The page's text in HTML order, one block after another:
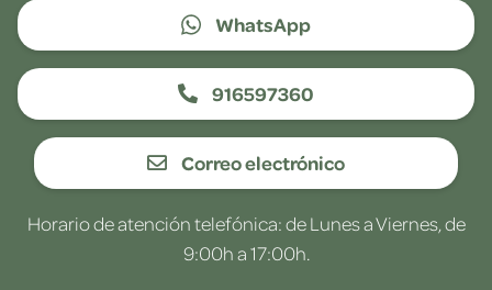
WhatsApp
916597360
Correo electrónico
Horario de atención telefónica: de Lunes a Viernes, de
9:00h a 17:00h.